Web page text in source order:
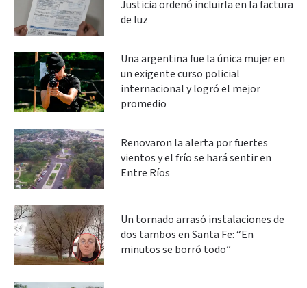
Justicia ordenó incluirla en la factura
de luz
Una argentina fue la única mujer en
un exigente curso policial
internacional y logró el mejor
promedio
Renovaron la alerta por fuertes
vientos y el frío se hará sentir en
Entre Ríos
Un tornado arrasó instalaciones de
dos tambos en Santa Fe: “En
minutos se borró todo”